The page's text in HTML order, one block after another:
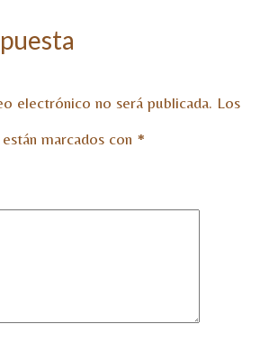
electrónico no será publicada. Los
marcados con *